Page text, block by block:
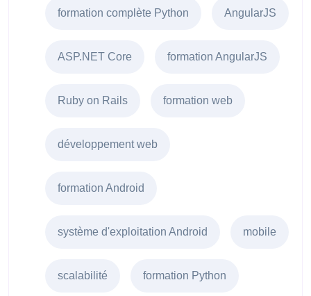
formation complète Python AngularJS
ASP.NET Core formation AngularJS
Ruby on Rails formation web
développement web
formation Android
système d'exploitation Android mobile
scalabilité formation Python